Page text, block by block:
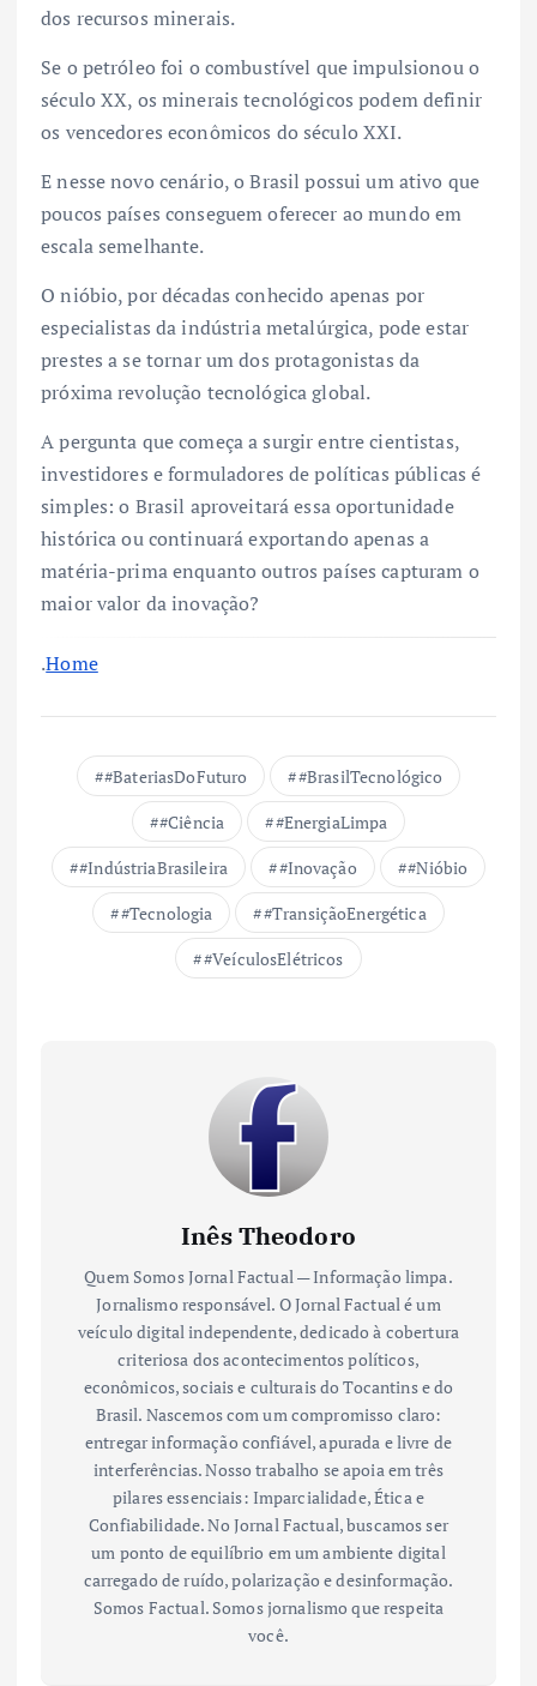
dos recursos minerais.
Se o petróleo foi o combustível que impulsionou o
século XX, os minerais tecnológicos podem definir
os vencedores econômicos do século XXI.
E nesse novo cenário, o Brasil possui um ativo que
poucos países conseguem oferecer ao mundo em
escala semelhante.
O nióbio, por décadas conhecido apenas por
especialistas da indústria metalúrgica, pode estar
prestes a se tornar um dos protagonistas da
próxima revolução tecnológica global.
A pergunta que começa a surgir entre cientistas,
investidores e formuladores de políticas públicas é
simples: o Brasil aproveitará essa oportunidade
histórica ou continuará exportando apenas a
matéria-prima enquanto outros países capturam o
maior valor da inovação?
.Home
#BateriasDoFuturo
#BrasilTecnológico
#Ciência
#EnergiaLimpa
#IndústriaBrasileira
#Inovação
#Nióbio
#Tecnologia
#TransiçãoEnergética
#VeículosElétricos
Inês Theodoro
Quem Somos Jornal Factual — Informação limpa.
Jornalismo responsável. O Jornal Factual é um
veículo digital independente, dedicado à cobertura
criteriosa dos acontecimentos políticos,
econômicos, sociais e culturais do Tocantins e do
Brasil. Nascemos com um compromisso claro:
entregar informação confiável, apurada e livre de
interferências. Nosso trabalho se apoia em três
pilares essenciais: Imparcialidade, Ética e
Confiabilidade. No Jornal Factual, buscamos ser
um ponto de equilíbrio em um ambiente digital
carregado de ruído, polarização e desinformação.
Somos Factual. Somos jornalismo que respeita
você.